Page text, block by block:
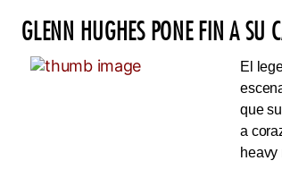
GLENN HUGHES PONE FIN A SU
El
que
a